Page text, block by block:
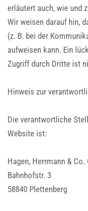
erläutert auch, wie und
Wir weisen darauf hin,
(z. B. bei der
aufweisen kann. Ein
Zugriff durch Dritte ist
Hinweis zur
Die verantwortliche
Website ist:
Hagen, Herrmann & Co.
Bahnhofstr. 3
58840 Plettenberg